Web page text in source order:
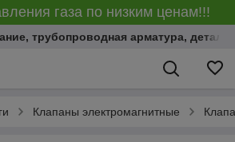
газа по низким ценам!!!
трубопроводная арматура,
Клапаны электромагнитные